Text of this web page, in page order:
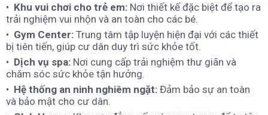
Khu vui chơi cho trẻ em: Nơi thiết kế đặc biệt để tạo ra
trải nghiệm vui nhộn và an toàn cho các bé.
Gym Center: Trung tâm tập luyện hiện đại với các thiết
bị tiên tiến, giúp cư dân duy trì sức khỏe tốt.
Dịch vụ spa: Nơi cung cấp trải nghiệm thư giãn và
chăm sóc sức khỏe tận hưởng.
Hệ thống an ninh nghiêm ngặt: Đảm bảo sự an toàn
và bảo mật cho cư dân.